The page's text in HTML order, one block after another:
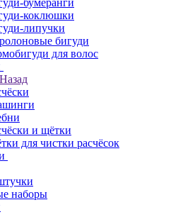
бумеранги
коклюшки
липучки
бигуди
для волос
Назад
и щётки
для чистки расчёсок
наборы